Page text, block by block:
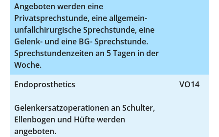
Angeboten werden eine
Privatsprechstunde, eine allgemein-
unfallchirurgische Sprechstunde, eine
Gelenk- und eine BG- Sprechstunde.
Sprechstundenzeiten an 5 Tagen in der
Woche.
Endoprosthetics
Gelenkersatzoperationen an Schulter,
Ellenbogen und Hüfte werden
angeboten.
VO14